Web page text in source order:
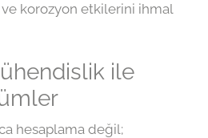
ve korozyon etkilerini ihmal
ile
hesaplama değil;